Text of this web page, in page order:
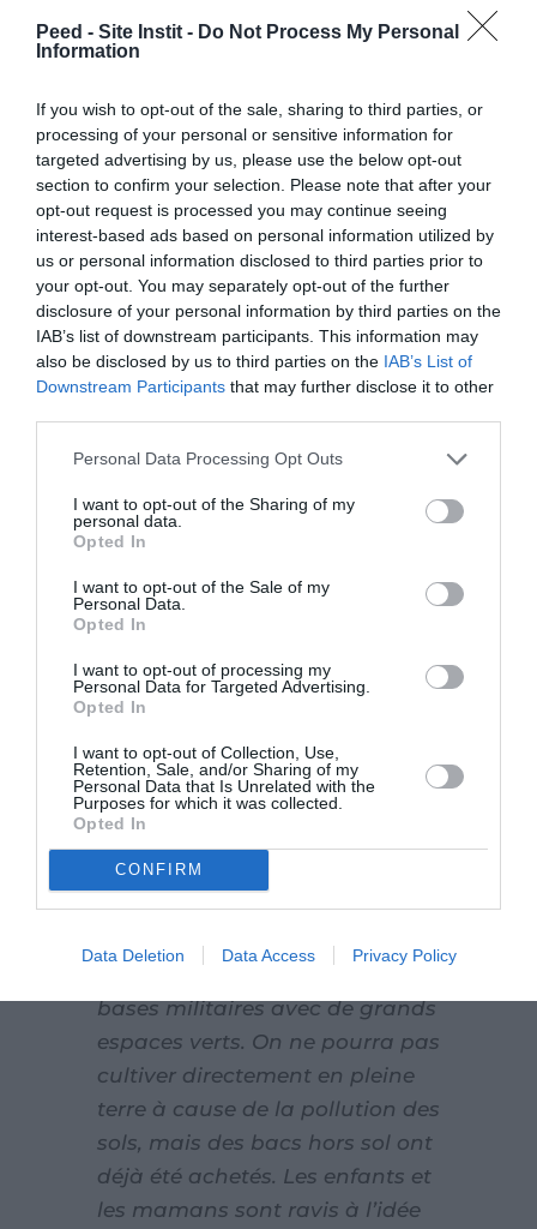
Peed - Site Instit - Do Not Process My Personal
Information
If you wish to opt-out of the sale, sharing to third parties, or
processing of your personal or sensitive information for
targeted advertising by us, please use the below opt-out
section to confirm your selection. Please note that after your
opt-out request is processed you may continue seeing
interest-based ads based on personal information utilized by
us or personal information disclosed to third parties prior to
your opt-out. You may separately opt-out of the further
disclosure of your personal information by third parties on the
IAB’s list of downstream participants. This information may
also be disclosed by us to third parties on the IAB’s List of
Downstream Participants that may further disclose it to other
Personal Data Processing Opt Outs
I want to opt-out of the Sharing of my
personal data.
Opted In
I want to opt-out of the Sale of my
Personal Data.
Opted In
I want to opt-out of processing my
Personal Data for Targeted Advertising.
Opted In
I want to opt-out of Collection, Use,
Retention, Sale, and/or Sharing of my
Personal Data that Is Unrelated with the
Purposes for which it was collected.
Opted In
CONFIRM
Data Deletion Data Access Privacy Policy
concrets et des repères pour
renforcer leur confiance et leurs
ateliers se veulent de véritables
bullesd’échange, de partage et
de découverte.
Des projets en
particulier dans les
prochaines semaines
?
“À Bron et à Saint-Priest, nous
allons lancer des projets
potagers ! Les associations sont
bases militaires avec de grands
espaces verts. On ne pourra pas
cultiver directement en pleine
terre à cause de la pollution des
sols, mais des bacs hors sol ont
déjà été achetés. Les enfants et
les mamans sont ravis à l’idée